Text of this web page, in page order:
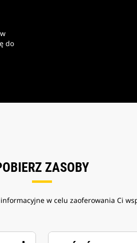
do
ZASOBY
w celu zaoferowania Ci